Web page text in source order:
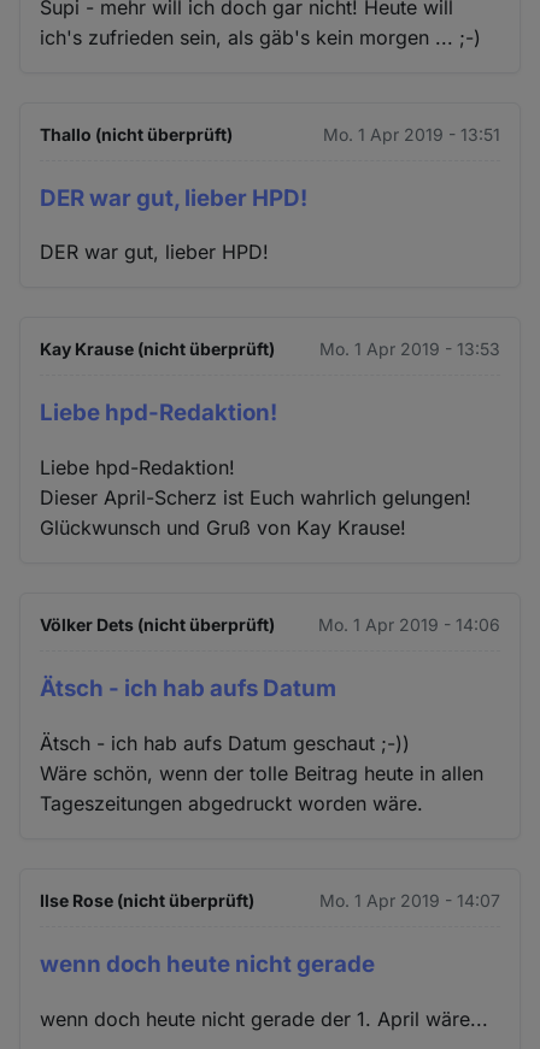
Supi - mehr will ich doch gar nicht! Heute will
ich's zufrieden sein, als gäb's kein morgen ... ;-)
Thallo (nicht überprüft) Mo. 1 Apr 2019 - 13:51
DER war gut, lieber HPD!
DER war gut, lieber HPD!
Kay Krause (nicht überprüft) Mo. 1 Apr 2019 - 13:53
Liebe hpd-Redaktion!
Liebe hpd-Redaktion!
Dieser April-Scherz ist Euch wahrlich gelungen!
Glückwunsch und Gruß von Kay Krause!
Völker Dets (nicht überprüft) Mo. 1 Apr 2019 - 14:06
Ätsch - ich hab aufs Datum
Ätsch - ich hab aufs Datum geschaut ;-))
Wäre schön, wenn der tolle Beitrag heute in allen
Tageszeitungen abgedruckt worden wäre.
Ilse Rose (nicht überprüft) Mo. 1 Apr 2019 - 14:07
wenn doch heute nicht gerade
wenn doch heute nicht gerade der 1. April wäre...